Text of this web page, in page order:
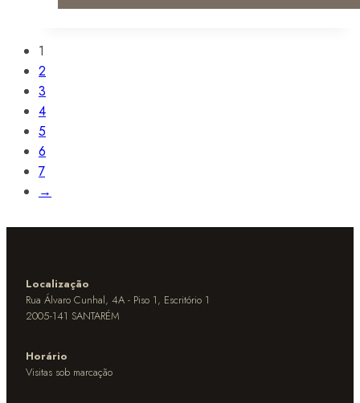
1
2
3
4
5
6
7
→
Localização
Rua Álvaro Cunhal, 4A - Piso 1, Escritório 1
2005-141 SANTARÉM
Horário
Visitas sob marcação